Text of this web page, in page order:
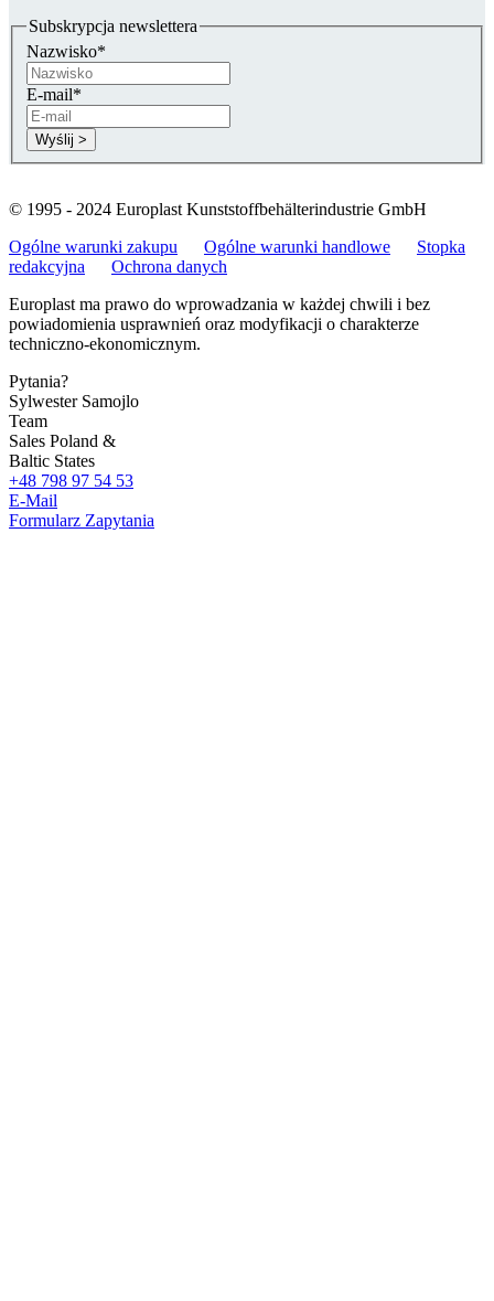
Subskrypcja newslettera
Nazwisko*
E-mail*
© 1995 - 2024 Europlast Kunststoffbehälterindustrie GmbH
Ogólne warunki zakupu
Ogólne warunki handlowe
Stopka
redakcyjna
Ochrona danych
Europlast ma prawo do wprowadzania w każdej chwili i bez
powiadomienia usprawnień oraz modyfikacji o charakterze
techniczno-ekonomicznym.
Pytania?
Sylwester Samojlo
Team
Sales Poland &
Baltic States
+48 798 97 54 53
E-Mail
Formularz Zapytania